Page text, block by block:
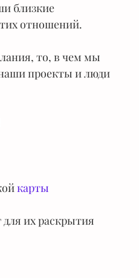
близкие
отношений.
то, в чем мы
проекты и люди
карты
их раскрытия